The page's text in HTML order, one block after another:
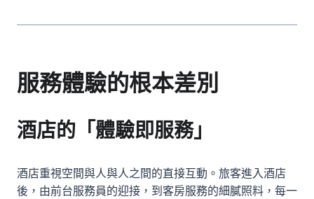
服務體驗的根本差別
酒店的「體驗即服務」
酒店重視空間與人與人之間的直接互動。旅客進入酒店
後，由前台服務員的迎接，到客房服務的細膩照料，每一